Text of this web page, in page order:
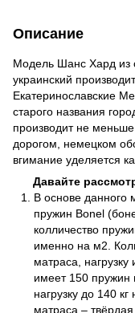
Описание
Модель Шанс Хард из
украинский
Екатеринославские
старого названия
производит не
дорогом, немецком
вгимание уделяется
Давайте
В основе данного
пружин Bonel
колличество
именно на м2.
матраса,
имеет150 пружин
нагрузку до 140
матраса – твёрдая